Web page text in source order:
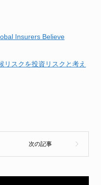
Insurers Believe
リスクを投資リスクと考え